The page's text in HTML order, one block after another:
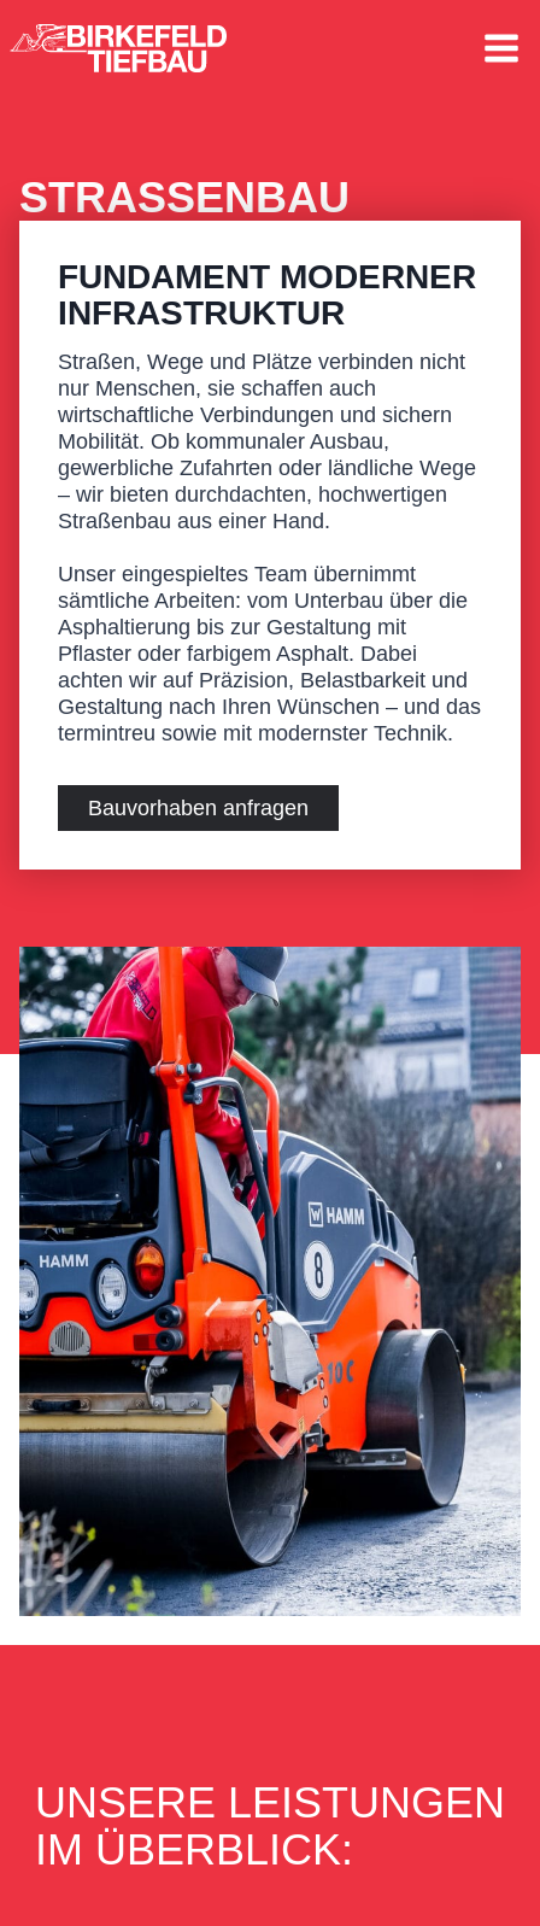
Inhalt
STRASSENBAU
FUNDAMENT MODERNER
INFRASTRUKTUR
Straßen, Wege und Plätze verbinden nicht
nur Menschen, sie schaffen auch
wirtschaftliche Verbindungen und sichern
Mobilität. Ob kommunaler Ausbau,
gewerbliche Zufahrten oder ländliche Wege
– wir bieten durchdachten, hochwertigen
Straßenbau aus einer Hand.
Unser eingespieltes Team übernimmt
sämtliche Arbeiten: vom Unterbau über die
Asphaltierung bis zur Gestaltung mit
Pflaster oder farbigem Asphalt. Dabei
achten wir auf Präzision, Belastbarkeit und
Gestaltung nach Ihren Wünschen – und das
termintreu sowie mit modernster Technik.
Bauvorhaben anfragen
UNSERE LEISTUNGEN
IM ÜBERBLICK: